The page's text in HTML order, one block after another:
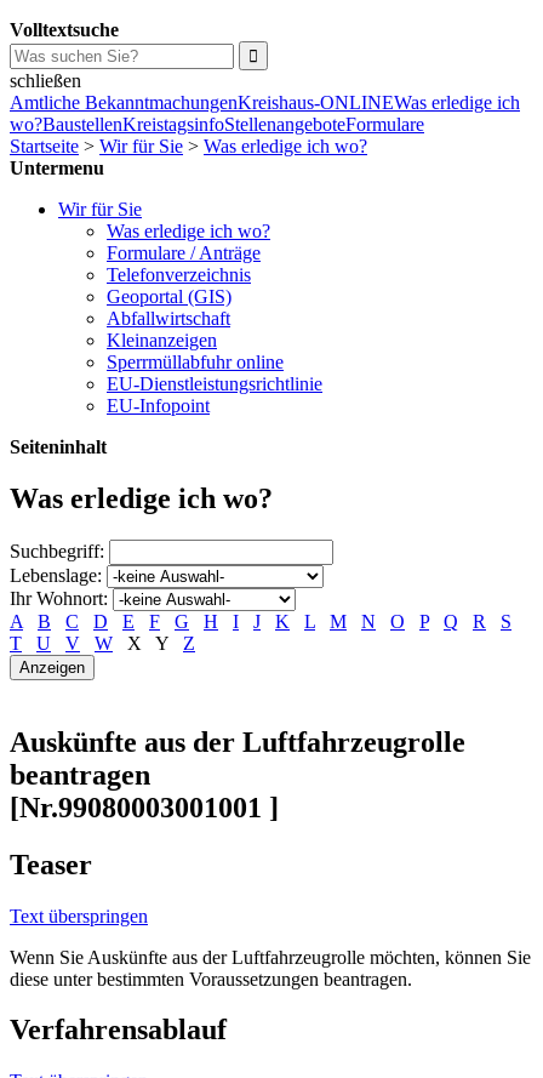
Volltextsuche
schließen
Amtliche BekanntmachungenKreishaus-ONLINEWas erledige ich
wo?BaustellenKreistagsinfoStellenangeboteFormulare
Startseite > Wir für Sie > Was erledige ich wo?
Untermenu
Wir für Sie
Was erledige ich wo?
Formulare / Anträge
Telefonverzeichnis
Geoportal (GIS)
Abfallwirtschaft
Kleinanzeigen
Sperrmüllabfuhr online
EU-Dienstleistungsrichtlinie
EU-Infopoint
Seiteninhalt
Was erledige ich wo?
Suchbegriff:
Lebenslage:
Ihr Wohnort:
A
B C D E F G H I J K L M N O P Q R
S
T
U V W X Y Z
Auskünfte aus der Luftfahrzeugrolle
beantragen
[Nr.99080003001001 ]
Teaser
Text überspringen
Wenn Sie Auskünfte aus der Luftfahrzeugrolle möchten, können Sie
diese unter bestimmten Voraussetzungen beantragen.
Verfahrensablauf